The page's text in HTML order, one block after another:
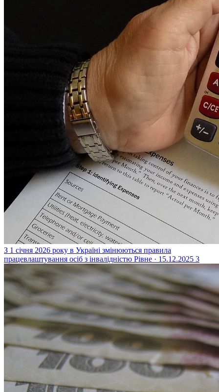
З 1 січня 2026 року в Україні змінюються правила
працевлаштування осіб з інвалідністю Рівне · 15.12.2025 3